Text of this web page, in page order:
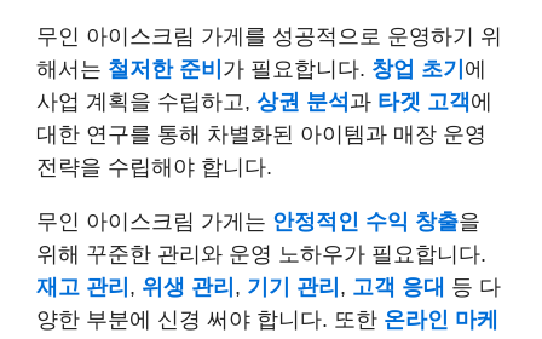
무인 아이스크림 가게를 성공적으로 운영하기 위
해서는 철저한 준비 가 필요합니다. 창업 초기 에
사업 계획을 수립하고, 상권 분석 과 타겟 고객에
대한 연구를 통해 차별화된 아이템과 매장 운영
전략을 수립해야 합니다.
무인 아이스크림 가게는 안정적인 수익 창출을
위해 꾸준한 관리와 운영 노하우가 필요합니다.
재고 관리 , 위생 관리 , 기기 관리 , 고객 응대 등 다
양한 부분에 신경 써야 합니다. 또한 온라인 마케